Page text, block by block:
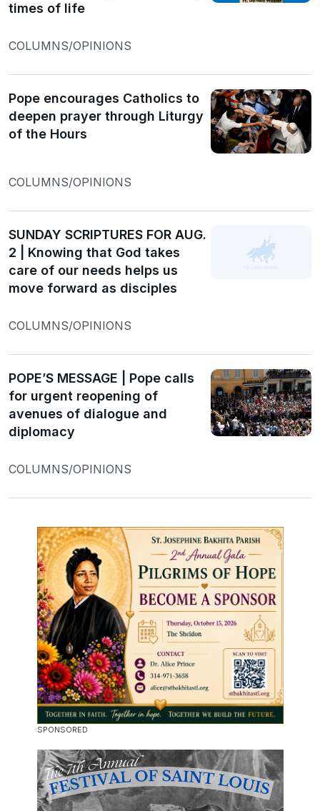
times of life
COLUMNS/OPINIONS
Pope encourages Catholics to
deepen prayer through Liturgy
of the Hours
COLUMNS/OPINIONS
SUNDAY SCRIPTURES FOR AUG.
2 | Knowing that God takes
care of our needs helps us
move forward as disciples
COLUMNS/OPINIONS
POPE’S MESSAGE | Pope calls
for urgent reopening of
avenues of dialogue and
diplomacy
COLUMNS/OPINIONS